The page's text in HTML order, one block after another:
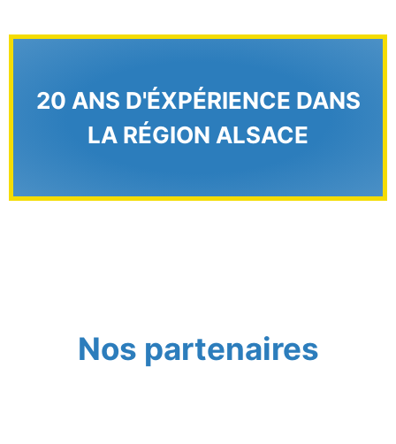
20 ANS D'ÉXPÉRIENCE DANS
LA RÉGION ALSACE
Nos partenaires